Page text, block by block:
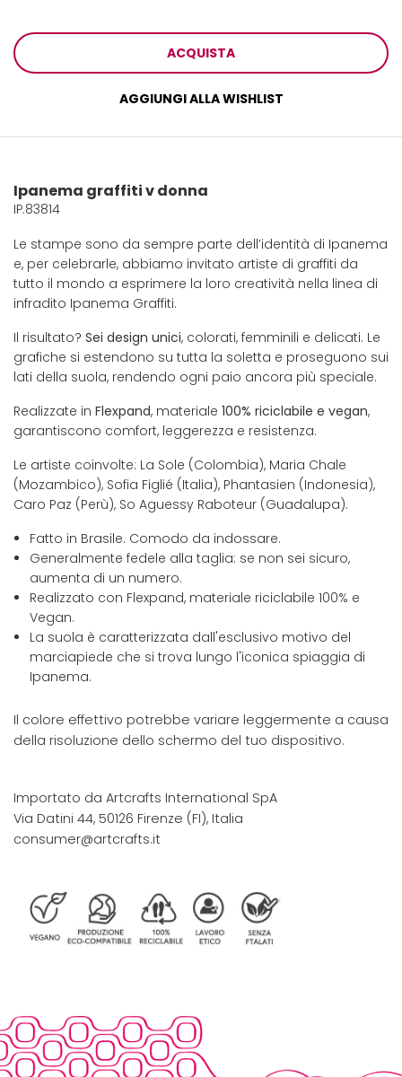
ACQUISTA
AGGIUNGI ALLA WISHLIST
Ipanema graffiti v donna
IP.83814
Le stampe sono da sempre parte dell’identità di Ipanema
e, per celebrarle, abbiamo invitato artiste di graffiti da
tutto il mondo a esprimere la loro creatività nella linea di
infradito Ipanema Graffiti.
Il risultato? Sei design unici, colorati, femminili e delicati. Le
grafiche si estendono su tutta la soletta e proseguono sui
lati della suola, rendendo ogni paio ancora più speciale.
Realizzate in Flexpand, materiale 100% riciclabile e vegan,
garantiscono comfort, leggerezza e resistenza.
Le artiste coinvolte: La Sole (Colombia), Maria Chale
(Mozambico), Sofia Figlié (Italia), Phantasien (Indonesia),
Caro Paz (Perù), So Aguessy Raboteur (Guadalupa).
Fatto in Brasile. Comodo da indossare.
Generalmente fedele alla taglia: se non sei sicuro,
aumenta di un numero.
Realizzato con Flexpand, materiale riciclabile 100% e
Vegan.
La suola è caratterizzata dall'esclusivo motivo del
marciapiede che si trova lungo l'iconica spiaggia di
Ipanema.
Il colore effettivo potrebbe variare leggermente a causa
della risoluzione dello schermo del tuo dispositivo.
Importato da Artcrafts International SpA
Via Datini 44, 50126 Firenze (FI), Italia
consumer@artcrafts.it